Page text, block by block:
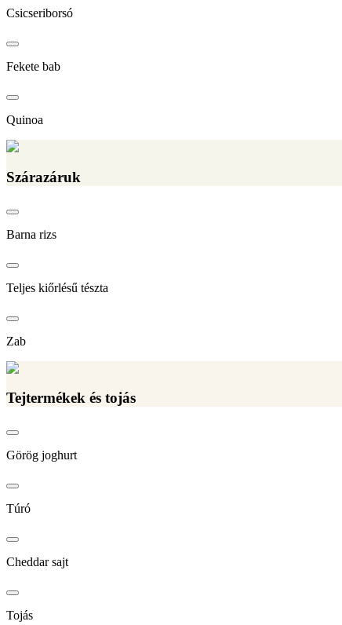
Csicseriborsó
Fekete bab
Quinoa
Szárazáruk
Barna rizs
Teljes kiőrlésű tészta
Zab
Tejtermékek és tojás
Görög joghurt
Túró
Cheddar sajt
Tojás